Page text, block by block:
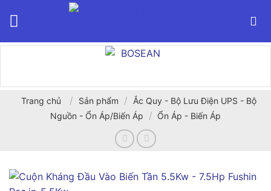
Trang chủ / Sản phẩm /
Ắc Quy - Bộ Lưu Điện UPS - Bộ
Nguồn - Ổn Áp/Biến Áp
/ Ổn Áp - Biến Áp